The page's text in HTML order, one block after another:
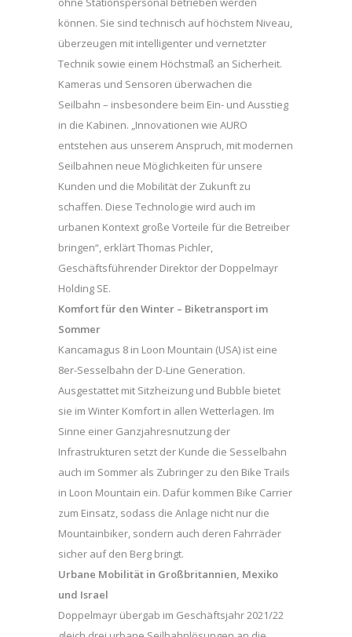
können. Sie sind technisch auf höchstem Niveau,
überzeugen mit intelligenter und vernetzter
Technik sowie einem Höchstmaß an Sicherheit.
Kameras und Sensoren überwachen die
Seilbahn – insbesondere beim Ein- und Ausstieg
in die Kabinen. „Innovationen wie AURO
entstehen aus unserem Anspruch, mit modernen
Seilbahnen neue Möglichkeiten für unsere
Kunden und die Mobilität der Zukunft zu
schaffen. Diese Technologie wird auch im
urbanen Kontext große Vorteile für die Betreiber
bringen“, erklärt Thomas Pichler,
Geschäftsführender Direktor der Doppelmayr
Holding SE.
Komfort für den Winter – Biketransport im
Sommer
Kancamagus 8 in Loon Mountain (USA) ist eine
8er-Sesselbahn der D-Line Generation.
Ausgestattet mit Sitzheizung und Bubble bietet
sie im Winter Komfort in allen Wetterlagen. Im
Sinne einer Ganzjahresnutzung der
Infrastrukturen setzt der Kunde die Sesselbahn
auch im Sommer als Zubringer zu den Bike Trails
in Loon Mountain ein. Dafür kommen Bike Carrier
zum Einsatz, sodass die Anlage nicht nur die
Mountainbiker, sondern auch deren Fahrräder
sicher auf den Berg bringt.
Urbane Mobilität in Großbritannien, Mexiko
und Israel
Doppelmayr übergab im Geschäftsjahr 2021/22